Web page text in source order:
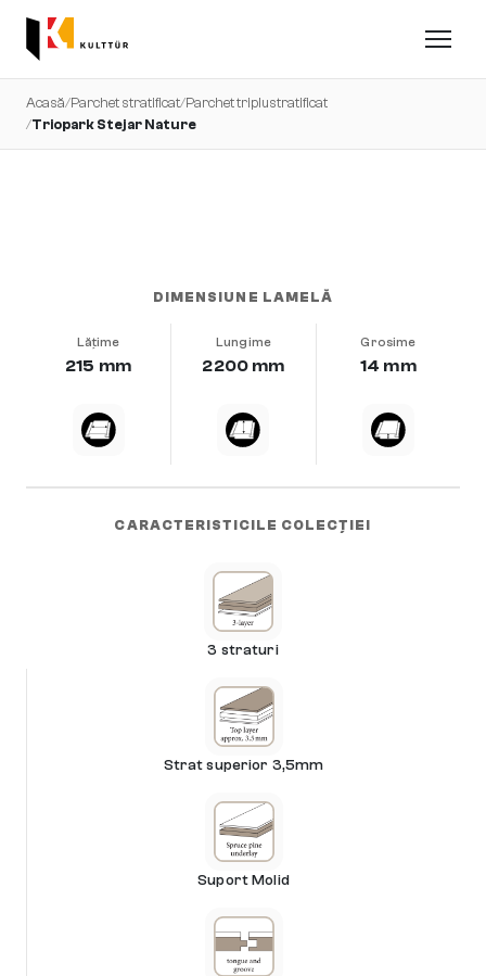
Acasă/Parchet stratificat/Parchet triplustratificat
/Triopark Stejar Nature
DIMENSIUNE LAMELĂ
Lățime
215 mm
Lungime
2200 mm
Grosime
14 mm
CARACTERISTICILE COLECȚIEI
3 straturi
Strat superior 3,5mm
Suport Molid